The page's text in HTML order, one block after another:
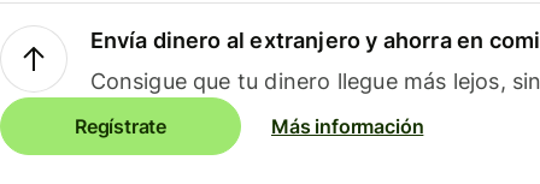
Envía dinero al extranjero y ahorra en
Consigue que tu dinero llegue más lejos,
Regístrate Más información